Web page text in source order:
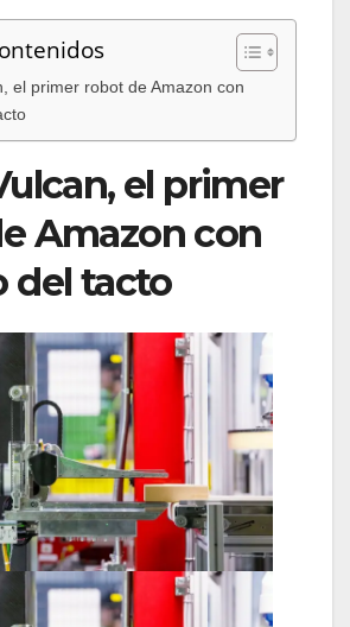
el primer robot de Amazon con
el primer
Amazon con
del tacto